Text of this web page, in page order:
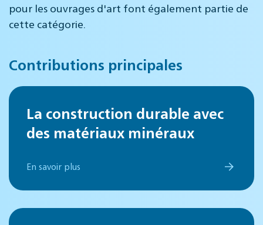
pour les ouvrages d'art font également partie de
cette catégorie.
Contributions principales
La construction durable avec
des matériaux minéraux
En savoir plus